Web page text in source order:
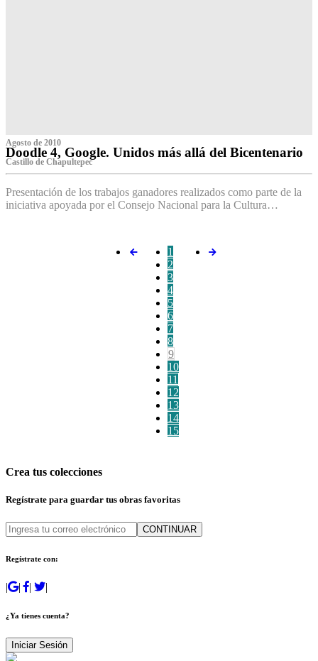
Agosto de 2010
Doodle 4, Google. Unidos más allá del Bicentenario
Castillo de Chapultepec
Presentación de los trabajos ganadores realizados como parte de la
iniciativa apoyada por el Consejo Nacional para la Cultura…
1
2
3
4
5
6
7
8
9
10
11
12
13
14
15
Crea tus colecciones
Regístrate para guardar tus obras favoritas
CONTINUAR
Regístrate con:
| | | |
¿Ya tienes cuenta?
Iniciar Sesión